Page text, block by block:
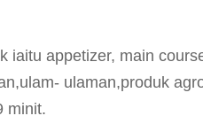
iaitu appetizer, main
ulaman,produk
minit.